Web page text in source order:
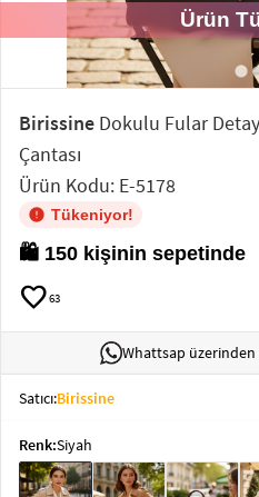
Bluz &
Tunik
Sweatshirt
Ev
Giyimkeyboard_arrow_down
Ürün
Birissine Dokulu Fular
Çantası
Ürün Kodu: E-5178
Tükeniyor!
🛍️ 150 kişinin sepetinde
favorite63
Whattsap
Satıcı:Birissine
Renk:Siyah